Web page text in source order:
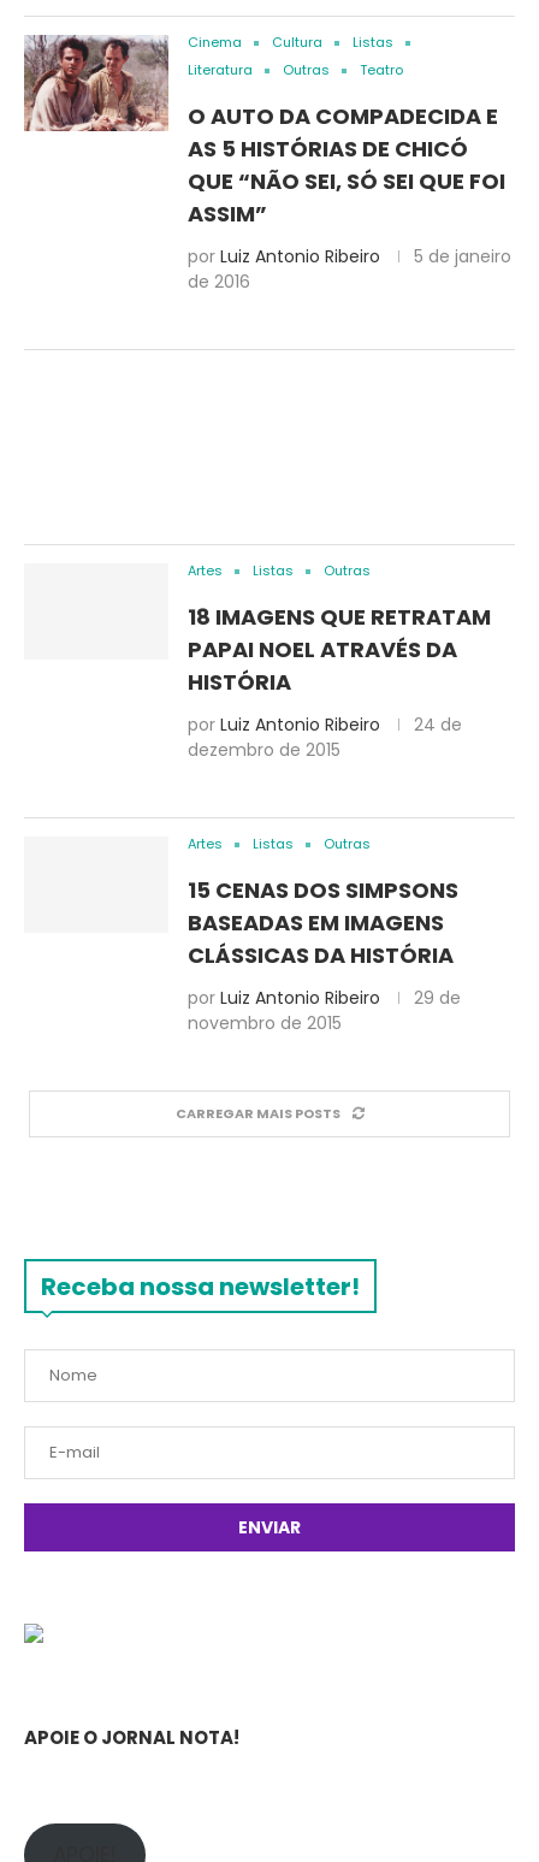
Cinema Cultura
Listas
Literatura
Outras Teatro
O AUTO DA COMPADECIDA E
AS 5 HISTÓRIAS DE CHICÓ
QUE “NÃO SEI, SÓ SEI QUE FOI
ASSIM”
por Luiz Antonio Ribeiro
5 de janeiro
de 2016
Artes Listas Outras
18 IMAGENS QUE RETRATAM
PAPAI NOEL ATRAVÉS DA
HISTÓRIA
por Luiz Antonio Ribeiro
24 de
dezembro de 2015
Artes Listas Outras
15 CENAS DOS SIMPSONS
BASEADAS EM IMAGENS
CLÁSSICAS DA HISTÓRIA
por Luiz Antonio Ribeiro
29 de
novembro de 2015
CARREGAR MAIS POSTS
Receba nossa newsletter!
APOIE O JORNAL NOTA!